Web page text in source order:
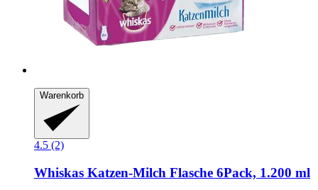
Warenkorb
4.5 (2)
Whiskas Katzen-​Milch Flasche 6Pack, 1.200 ml